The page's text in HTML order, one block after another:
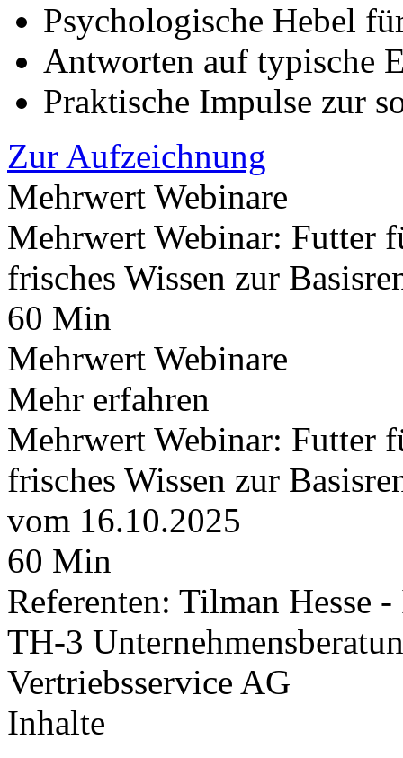
Psychologische Hebel
Antworten auf typische
Praktische Impulse zur
Zur Aufzeichnung
Mehrwert Webinare
Mehrwert Webinar: Futter
frisches Wissen zur
60 Min
Mehrwert Webinare
Mehr erfahren
Mehrwert Webinar: Futter
frisches Wissen zur
vom 16.10.2025
60 Min
Referenten: Tilman Hesse
TH-3
Vertriebsservice AG
Inhalte